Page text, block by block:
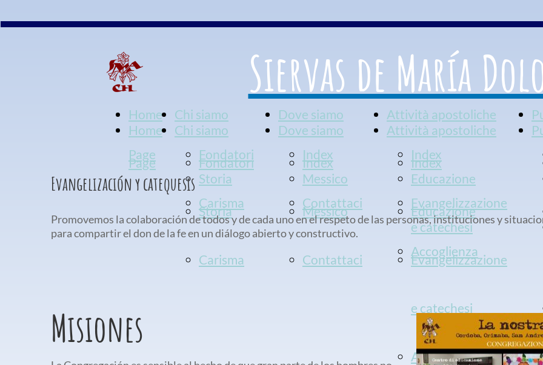
Siervas de María
Home
Page
Chi siamo
Fondatori
Storia
Carisma
Dove siamo
Index
Messico
Contattaci
Attività apostoliche
Index
Educazione
Evangelizzazione
e catechesi
Accoglienza
Home
Page
Chi siamo
Fondatori
Storia
Carisma
Dove siamo
Index
Messico
Contattaci
Attività apostoliche
Index
Educazione
Evangelizzazione
e catechesi
Accoglienza
Evangelización y catequesis
Promovemos la colaboración de todos y de cada uno en el respeto de las personas, instituciones y
para compartir el don de la fe en un diálogo abierto y constructivo.
Misiones